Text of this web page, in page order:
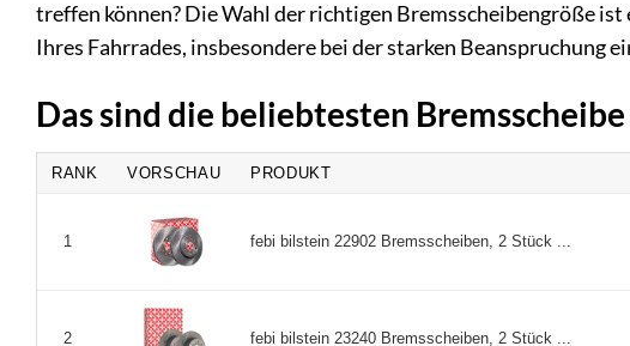
treffen können? Die Wahl der richtigen Bremsscheibengröße
Ihres Fahrrades, insbesondere bei der starken Beanspruchung
Das sind die beliebtesten
RANK VORSCHAU PRODUKT
1 febi bilstein 22902 Bremsscheiben, 2 Stück ...
2 febi bilstein 23240 Bremsscheiben, 2 Stück ...